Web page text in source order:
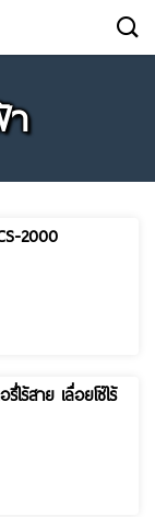
า
2000
ไร้สาย เลื่อยโซ่ไร้